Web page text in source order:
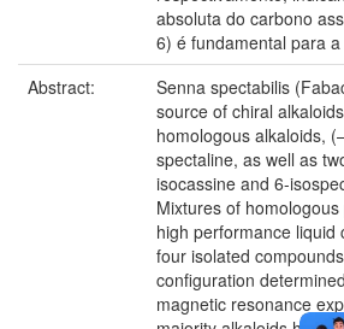
absoluta do carbono
6) é fundamental para
Abstract:
Senna spectabilis
source of chiral
homologous alkaloids,
spectaline, as well as
isocassine and 6-
Mixtures of
high performance liquid
four isolated
configuration
magnetic resonance